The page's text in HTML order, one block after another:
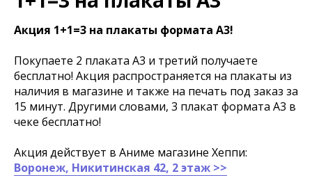
Акция 1+1=3 на плакаты формата А3!
Покупаете 2 плаката А3 и третий получаете
бесплатно! Акция распространяется на плакаты из
наличия в магазине и также на печать под заказ за
15 минут. Другими словами, 3 плакат формата А3 в
чеке бесплатно!
Акция действует в Аниме магазине Хеппи:
Воронеж, Никитинская 42, 2 этаж >>